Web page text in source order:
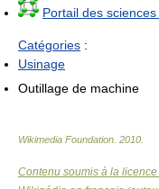
Portail des
Catégories :
Usinage
Outillage de machine
Wikimedia Foundation 2010
Contenu soumis à la licence